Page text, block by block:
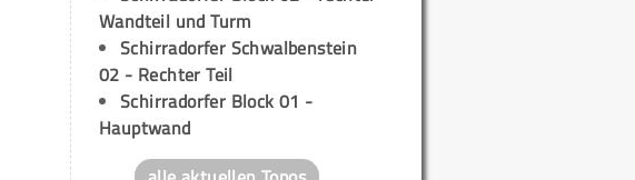
Wandteil und Turm
Schirradorfer Schwalbenstein
02 - Rechter Teil
Schirradorfer Block 01 -
Hauptwand